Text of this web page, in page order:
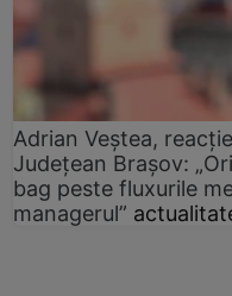
Adrian Veștea,
Județean Brașov:
bag peste fluxurile
managerul”